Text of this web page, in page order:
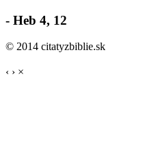
- Heb 4, 12
© 2014 citatyzbiblie.sk
‹ › ×